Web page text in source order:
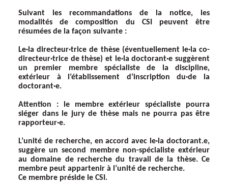
Suivant les recommandations de la notice, les
modalités de composition du CSI peuvent être
résumées de la façon suivante :
Le·la directeur·trice de thèse (éventuellement le·la co-
directeur·trice de thèse) et le·la doctorant·e suggèrent
un premier membre spécialiste de la discipline,
extérieur à l’établissement d’inscription du·de la
doctorant·e.
Attention : le membre extérieur spécialiste pourra
siéger dans le jury de thèse mais ne pourra pas être
rapporteur·e.
L’unité de recherche, en accord avec le·la doctorant.e,
suggère un second membre non-spécialiste extérieur
au domaine de recherche du travail de la thèse. Ce
membre peut appartenir à l’unité de recherche.
Ce membre préside le CSI.